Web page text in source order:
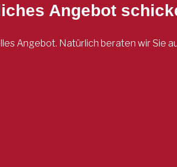
Angebot
Angebot. Natürlich beraten wir Sie